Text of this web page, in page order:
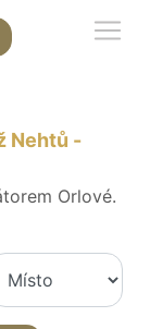
Nehtů -
Orlové.